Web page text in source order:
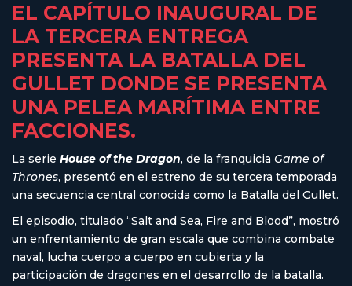
EL CAPÍTULO INAUGURAL DE
LA TERCERA ENTREGA
PRESENTA LA BATALLA DEL
GULLET DONDE SE PRESENTA
UNA PELEA MARÍTIMA ENTRE
FACCIONES.
La serie House of the Dragon, de la franquicia Game of
Thrones, presentó en el estreno de su tercera temporada
una secuencia central conocida como la Batalla del Gullet.
El episodio, titulado “Salt and Sea, Fire and Blood”, mostró
un enfrentamiento de gran escala que combina combate
naval, lucha cuerpo a cuerpo en cubierta y la
participación de dragones en el desarrollo de la batalla.